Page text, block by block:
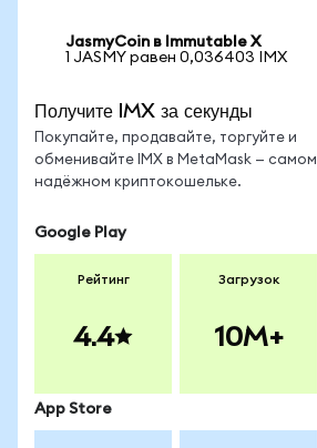
JasmyCoin в Immutable X
1 JASMY равен 0,036403 IMX
Получите IMX за секунды
Покупайте, продавайте, торгуйте и
обменивайте IMX в MetaMask — самом
надёжном криптокошельке.
Google Play
Рейтинг
4.4
Загрузок
10M+
App Store